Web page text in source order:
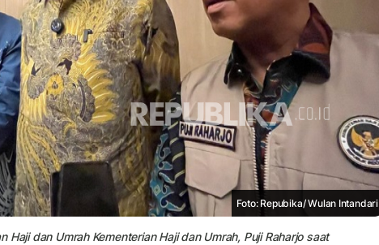
Foto: Repubika/ Wulan Intandari
Haji dan Umrah Kementerian Haji dan Umrah, Puji Raharjo saat